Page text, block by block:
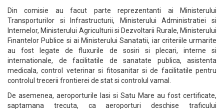
Din comisie au facut parte reprezentanti ai Ministerului
Transporturilor si Infrastructurii, Ministerului Administratiei si
Internelor, Ministerului Agriculturii si Dezvoltarii Rurale, Ministerului
Finantelor Publice si ai Ministerului Sanatatii, iar criteriile urmarite
au fost legate de fluxurile de sosiri si plecari, interne si
internationale, de facilitatile de sanatate publica, asistenta
medicala, control veterinar si fitosanitar si de facilitatile pentru
controlul trecerii frontierei de stat si controlul vamal.
De asemenea, aeroporturile Iasi si Satu Mare au fost certificate,
saptamana trecuta, ca aeroporturi deschise traficului